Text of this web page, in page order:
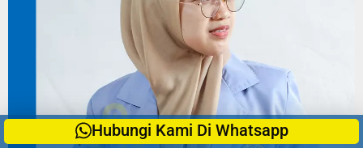
Hubungi Kami Di Whatsapp